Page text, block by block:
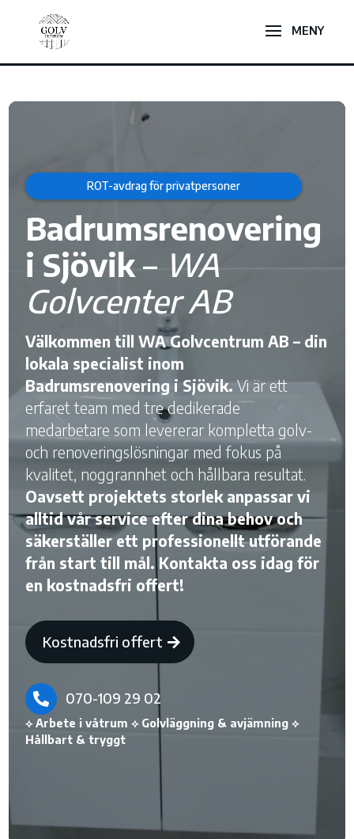
Videospelare
ROT-avdrag för privatpersoner
Badrumsrenovering
i Sjövik – WA
Golvcenter AB
Välkommen till WA Golvcentrum AB – din
lokala specialist inom
Badrumsrenovering i Sjövik. Vi är ett
erfaret team med tre dedikerade
medarbetare som levererar kompletta golv-
och renoveringslösningar med fokus på
kvalitet, noggrannhet och hållbara resultat.
Oavsett projektets storlek anpassar vi
alltid vår service efter dina behov och
säkerställer ett professionellt utförande
från start till mål. Kontakta oss idag för
en kostnadsfri offert!
Kostnadsfri offert
 070-109 29 02
⟡ Arbete i våtrum ⟡ Golvläggning & avjämning ⟡
Hållbart & tryggt